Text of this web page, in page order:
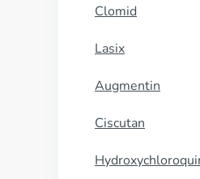
Clomid
Lasix
Augmentin
Ciscutan